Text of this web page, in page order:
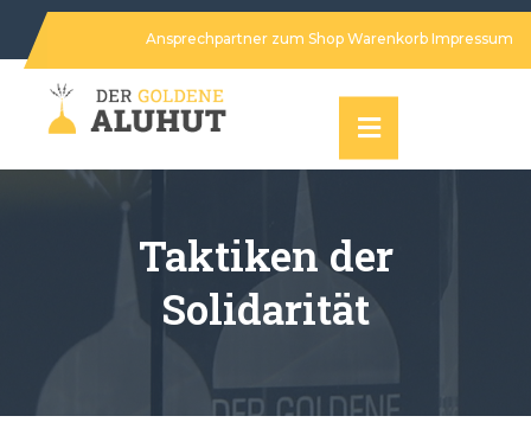
Ansprechpartner zum Shop Warenkorb Impressum
Taktiken der
Solidarität